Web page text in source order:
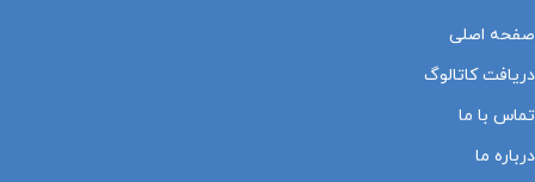
صفحه اصلی
دریافت کاتالوگ
تماس با ما
درباره ما